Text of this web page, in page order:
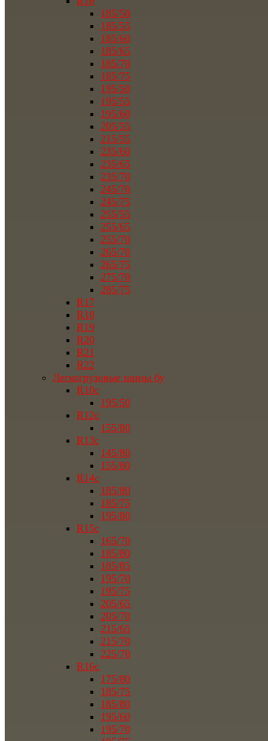
185/50
185/55
185/60
185/65
185/70
185/75
195/50
195/55
195/60
205/55
215/55
235/60
235/65
235/70
245/70
245/75
255/55
255/65
255/70
265/70
265/75
275/70
285/75
R17
R18
R19
R20
R21
R22
Легкогрузовые шины бу
R10c
195/50
R12c
155/80
R13c
145/80
155/80
R14c
185/80
185/75
195/80
R15c
165/70
185/80
185/85
195/70
195/75
205/65
205/70
215/65
215/70
225/70
R16c
175/80
185/75
185/80
195/60
195/70